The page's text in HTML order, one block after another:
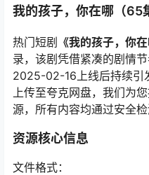
我的孩子，你在哪（65
热门短剧 《我的孩子，你
录，该剧凭借紧凑的剧情
2025-02-16上线后持续引
上传至夸克网盘，我们为
源，所有内容均通过安全
资源核心信息
文件格式：